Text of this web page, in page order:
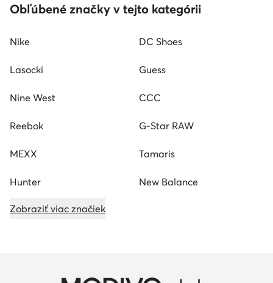
Obľúbené značky v tejto kategórii
Nike DC Shoes
Lasocki Guess
Nine West CCC
Reebok G-Star RAW
MEXX Tamaris
Hunter New Balance
Zobraziť viac značiek